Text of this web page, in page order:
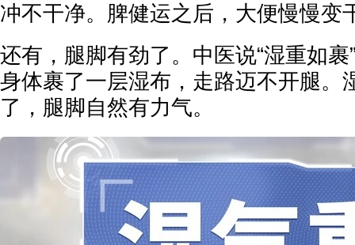
冲不干净。脾健运之后，大便慢慢变
还有，腿脚有劲了。中医说“湿重如
身体裹了一层湿布，走路迈不开腿。
了，腿脚自然有力气。